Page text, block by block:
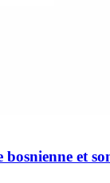
et